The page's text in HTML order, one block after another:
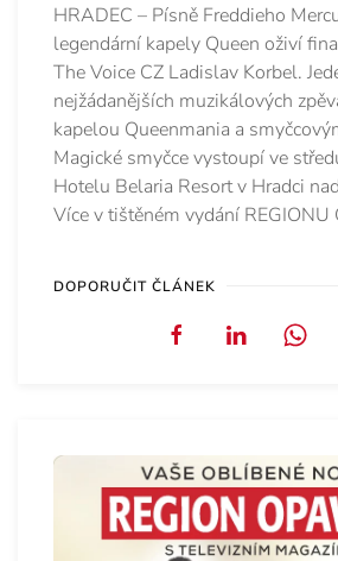
HRADEC – Písně Freddieho
legendární kapely Queen oživí
The Voice CZ Ladislav Korbel.
nejžádanějších muzikálových
kapelou Queenmania a
Magické smyčce vystoupí ve
Hotelu Belaria Resort v Hradci
Více v tištěném vydání REGIONU
DOPORUČIT ČLÁNEK